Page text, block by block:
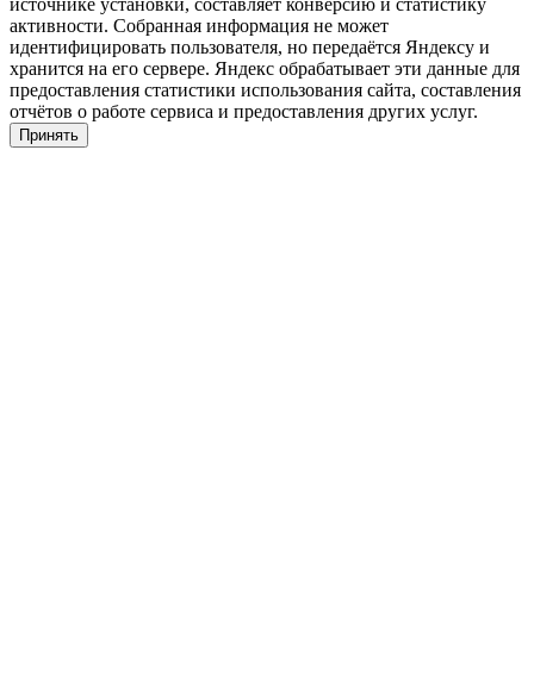
источнике установки, составляет конверсию и статистику
активности. Собранная информация не может
идентифицировать пользователя, но передаётся Яндексу и
хранится на его сервере. Яндекс обрабатывает эти данные для
предоставления статистики использования сайта, составления
отчётов о работе сервиса и предоставления других услуг.
Принять